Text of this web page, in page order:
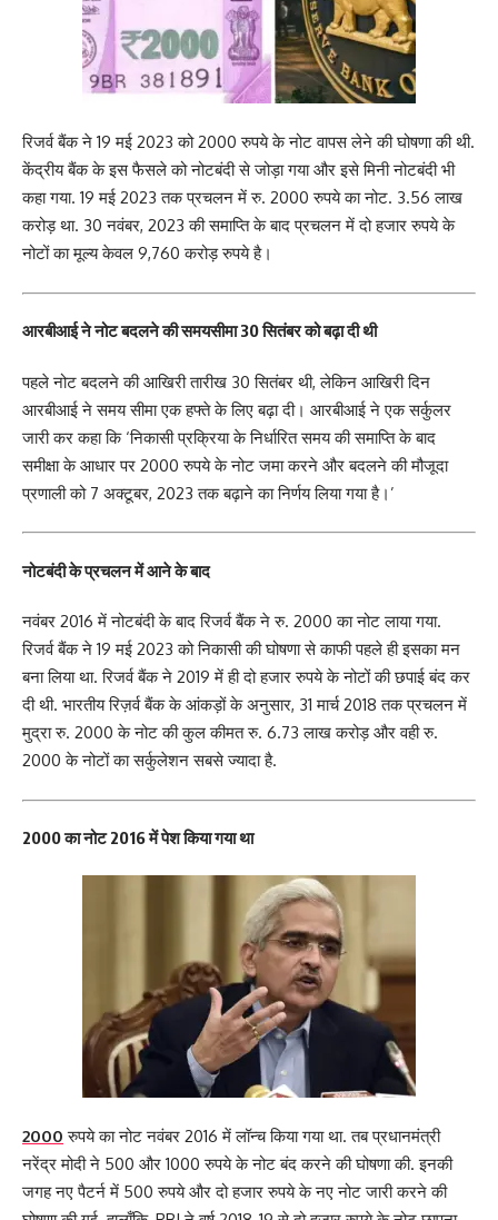
रिजर्व बैंक ने 19 मई 2023 को 2000 रुपये के नोट वापस लेने की घोषणा की थी.
केंद्रीय बैंक के इस फैसले को नोटबंदी से जोड़ा गया और इसे मिनी नोटबंदी भी
कहा गया. 19 मई 2023 तक प्रचलन में रु. 2000 रुपये का नोट. 3.56 लाख
करोड़ था. 30 नवंबर, 2023 की समाप्ति के बाद प्रचलन में दो हजार रुपये के
नोटों का मूल्य केवल 9,760 करोड़ रुपये है।
आरबीआई ने नोट बदलने की समयसीमा 30 सितंबर को बढ़ा दी थी
पहले नोट बदलने की आखिरी तारीख 30 सितंबर थी, लेकिन आखिरी दिन
आरबीआई ने समय सीमा एक हफ्ते के लिए बढ़ा दी। आरबीआई ने एक सर्कुलर
जारी कर कहा कि ‘निकासी प्रक्रिया के निर्धारित समय की समाप्ति के बाद
समीक्षा के आधार पर 2000 रुपये के नोट जमा करने और बदलने की मौजूदा
प्रणाली को 7 अक्टूबर, 2023 तक बढ़ाने का निर्णय लिया गया है।’
नोटबंदी के प्रचलन में आने के बाद
नवंबर 2016 में नोटबंदी के बाद रिजर्व बैंक ने रु. 2000 का नोट लाया गया.
रिजर्व बैंक ने 19 मई 2023 को निकासी की घोषणा से काफी पहले ही इसका मन
बना लिया था. रिजर्व बैंक ने 2019 में ही दो हजार रुपये के नोटों की छपाई बंद कर
दी थी. भारतीय रिज़र्व बैंक के आंकड़ों के अनुसार, 31 मार्च 2018 तक प्रचलन में
मुद्रा रु. 2000 के नोट की कुल कीमत रु. 6.73 लाख करोड़ और वही रु.
2000 के नोटों का सर्कुलेशन सबसे ज्यादा है.
2000 का नोट 2016 में पेश किया गया था
2000 रुपये का नोट नवंबर 2016 में लॉन्च किया गया था. तब प्रधानमंत्री
नरेंद्र मोदी ने 500 और 1000 रुपये के नोट बंद करने की घोषणा की. इनकी
जगह नए पैटर्न में 500 रुपये और दो हजार रुपये के नए नोट जारी करने की